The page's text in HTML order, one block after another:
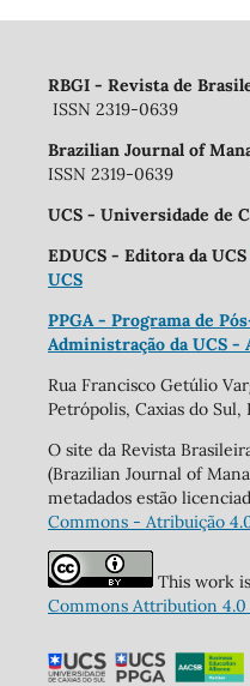
RBGI - Revista de
ISSN 2319-0639
Brazilian Journal of
ISSN 2319-0639
UCS - Universidade de
EDUCS - Editora da
UCS
PPGA - Programa de
Administração da UCS -
Rua Francisco Getúlio
Petrópolis, Caxias do Sul,
O site da Revista
(Brazilian Journal of
metadados estão
Commons - Atribuição
This work
Commons Attribution